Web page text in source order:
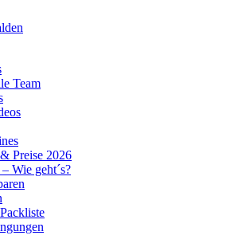
Team
Preise 2026
Wie geht´s?